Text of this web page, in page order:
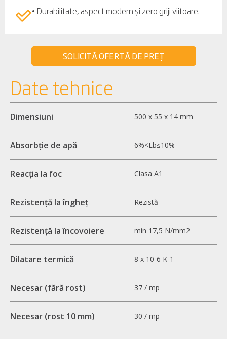
• Durabilitate, aspect modern și zero griji viitoare.
SOLICITĂ OFERTĂ DE PREȚ
Date tehnice
Dimensiuni 500 x 55 x 14 mm
Absorbție de apă 6%<Eb≤10%
Reacția la foc Clasa A1
Rezistență la îngheț Rezistă
Rezistență la încovoiere min 17,5 N/mm2
Dilatare termică 8 x 10-6 K-1
Necesar (fără rost) 37 / mp
Necesar (rost 10 mm) 30 / mp